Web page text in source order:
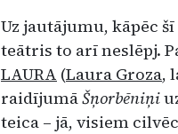
Uz jautājumu, kāpēc
teātris to arī neslēpj.
LAURA (Laura Groza,
raidījumāŠņorbēniņi
teica – jā, visiem